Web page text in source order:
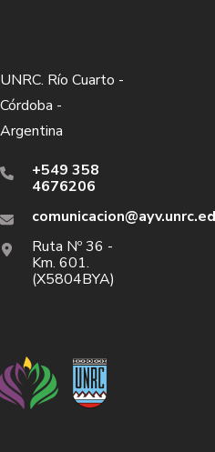
UNRC. Río Cuarto -
Córdoba -
Argentina
+549 358
4676206
Ruta Nº 36 -
Km. 601.
(X5804BYA)